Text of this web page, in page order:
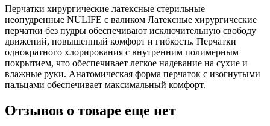
Перчатки хирургические латексные стерильные
неопудренные NULIFE с валиком Латексные хирургические
перчатки без пудры обеспечивают исключительную свободу
движений, повышенный комфорт и гибкость. Перчатки
однократного хлорирования с внутренним полимерным
покрытием, что обеспечивает легкое надевание на сухие и
влажные руки. Анатомическая форма перчаток с изогнутыми
пальцами обеспечивает максимальный комфорт.
Отзывов о товаре еще нет